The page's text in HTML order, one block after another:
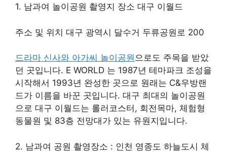
1. 남과여 놀이공원 촬영지 장소 대구 이월드
주소 및 위치 대구 광역시 달수거 두류공원로 200
드라마 신사와 아가씨 놀이공원으로도 주목을 받았
던 곳입니다. E WORLD 는 1987년 테마파크 조성을
시작해서 1993년 완성한 곳으로 원래는 C&우방랜
드가 이름을 바꾼 곳입니다. 대구 최대의 놀이공원
으로 대구 이월드는 롤러코스터, 회전목마, 체험형
동물원 및 83층 전망대가 있는 유원지입니다.
2. 남과여 공원 촬영장소 : 인천 영종도 하늘도시 체